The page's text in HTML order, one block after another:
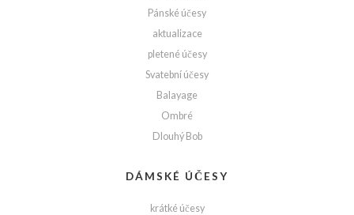
Pánské účesy
aktualizace
pletené účesy
Svatební účesy
Balayage
Ombré
Dlouhý Bob
DÁMSKÉ ÚČESY
krátké účesy